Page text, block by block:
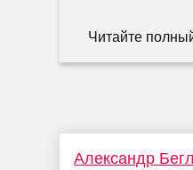
Читайте
Александр